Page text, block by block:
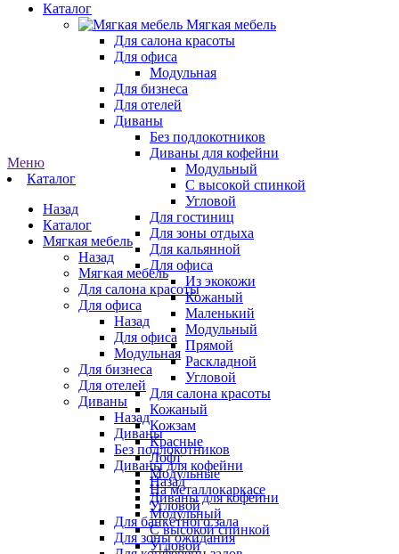
Каталог
Мягкая мебель
Для салона красоты
Для офиса
Модульная
Для бизнеса
Для отелей
Диваны
Без подлокотников
Диваны для кофейни
Модульный
С высокой спинкой
Угловой
Для гостиниц
Для зоны отдыха
Для кальянной
Для офиса
Из экокожи
Кожаный
Маленький
Модульный
Прямой
Раскладной
Угловой
Для салона красоты
Кожаный
Кожзам
Красные
Лофт
Модульные
На металлокаркасе
Угловой
Для банкетного зала
Для зоны ожидания
Меню
Каталог
Назад
Каталог
Мягкая мебель
Назад
Мягкая мебель
Для салона красоты
Для офиса
Назад
Для офиса
Модульная
Для бизнеса
Для отелей
Диваны
Назад
Диваны
Без подлокотников
Диваны для кофейни
Назад
Диваны для кофейни
Модульный
С высокой спинкой
Угловой